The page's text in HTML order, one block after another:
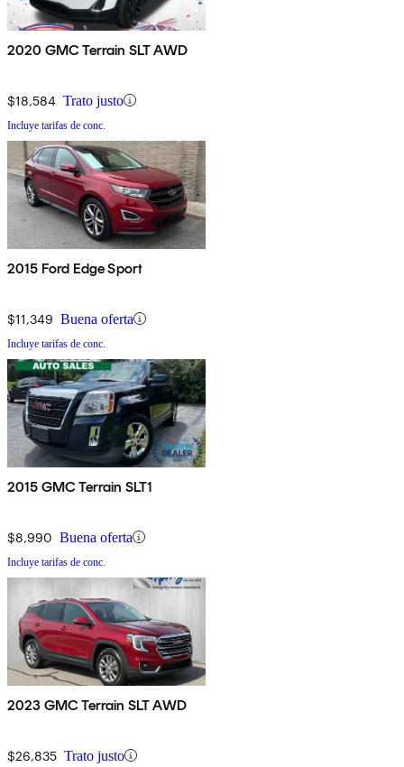
2020 GMC Terrain SLT AWD
$18,584 Trato justo
Incluye tarifas de conc.
2015 Ford Edge Sport
$11,349 Buena oferta
Incluye tarifas de conc.
2015 GMC Terrain SLT1
$8,990 Buena oferta
Incluye tarifas de conc.
2023 GMC Terrain SLT AWD
$26,835 Trato justo